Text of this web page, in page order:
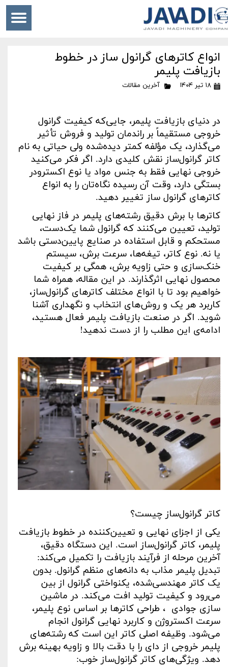
انواع کاترهای گرانول ساز در خطوط
بازیافت پلیمر
۱۸ تیر ۱۴۰۴ آخرین مقالات
در دنیای بازیافت پلیمر، جایی‌که کیفیت گرانول‌
خروجی مستقیماً بر راندمان تولید و فروش تأثیر
می‌گذارد، یک مؤلفه کمتر دیده‌شده ولی حیاتی به نام
کاتر گرانول‌ساز نقش کلیدی دارد. اگر فکر می‌کنید
خروجی نهایی فقط به جنس مواد یا نوع اکسترودر
بستگی دارد، وقت آن رسیده نگاه‌تان را به انواع
کاترهای گرانول ساز تغییر دهید.
کاترها با برش دقیق رشته‌های پلیمر در فاز نهایی
تولید، تعیین می‌کنند که گرانول شما یک‌دست،
مستحکم و قابل استفاده در صنایع پایین‌دستی باشد
یا نه. نوع کاتر، تیغه‌ها، سرعت برش، سیستم
خنک‌سازی و حتی زاویه برش، همگی بر کیفیت
محصول نهایی اثرگذارند. در این مقاله، همراه شما
خواهیم بود تا با انواع مختلف کاترهای گرانول‌ساز،
کاربرد هر یک و روش‌های انتخاب و نگهداری آشنا
شوید. اگر در صنعت بازیافت پلیمر فعال هستید،
ادامه‌ی این مطلب را از دست ندهید!
کاتر گرانول‌ساز چیست؟
یکی از اجزای نهایی و تعیین‌کننده در خطوط بازیافت
پلیمر، کاتر گرانول‌ساز است. این دستگاه دقیق،
آخرین مرحله از فرآیند بازیافت را تکمیل می‌کند:
تبدیل پلیمر مذاب به دانه‌های منظم گرانول. بدون
یک کاتر مهندسی‌شده، یکنواختی گرانول از بین
می‌رود و کیفیت تولید افت می‌کند. در ماشین
سازی جوادی ، طراحی کاترها بر اساس نوع پلیمر،
سرعت اکستروژن و کاربرد نهایی گرانول انجام
می‌شود. وظیفه اصلی کاتر این است که رشته‌های
پلیمر خروجی از دای را با دقت بالا و زاویه بهینه برش
دهد. ویژگی‌های کاتر گرانول‌ساز خوب: